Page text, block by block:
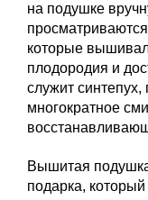
на подушке
которые
плодородия и
служит
многократное
Вышитая
подарка, который